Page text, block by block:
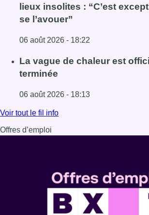
lieux insolites : “C’est
se l’avouer”
06 août 2026 - 18:22
Lire l'article À Bruxelles, le blocus
La vague de chaleur est
terminée
06 août 2026 - 18:13
Lire l'article La vague de chaleur est
Voir tout le fil info
Offres d’emploi